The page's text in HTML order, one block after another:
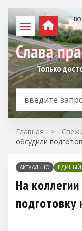
Только
Главная >
обсудили
АКТУАЛЬНО
На